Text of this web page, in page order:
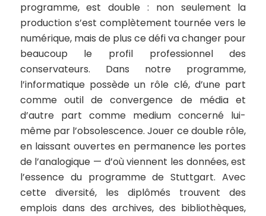
programme, est double : non seulement la
production s’est complètement tournée vers le
numérique, mais de plus ce défi va changer pour
beaucoup le profil professionnel des
conservateurs. Dans notre programme,
l’informatique possède un rôle clé, d’une part
comme outil de convergence de média et
d’autre part comme medium concerné lui-
même par l’obsolescence. Jouer ce double rôle,
en laissant ouvertes en permanence les portes
de l’analogique — d’où viennent les données, est
l’essence du programme de Stuttgart. Avec
cette diversité, les diplômés trouvent des
emplois dans des archives, des bibliothèques,